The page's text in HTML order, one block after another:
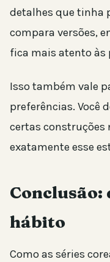
detalhes que tinha
compara versões,
fica mais atento às
Isso também vale
preferências. Você
certas construções
exatamente esse
Conclusão:
hábito
Como as séries